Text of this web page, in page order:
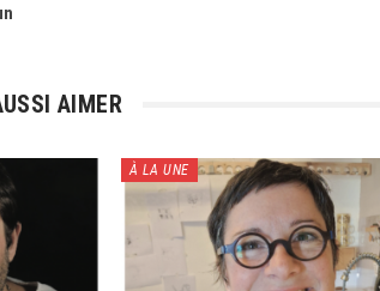
AIMER
À LA UNE